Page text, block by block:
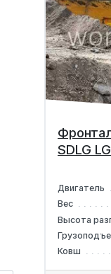
SDLG
Двигатель
Вес
Высота
Ковш